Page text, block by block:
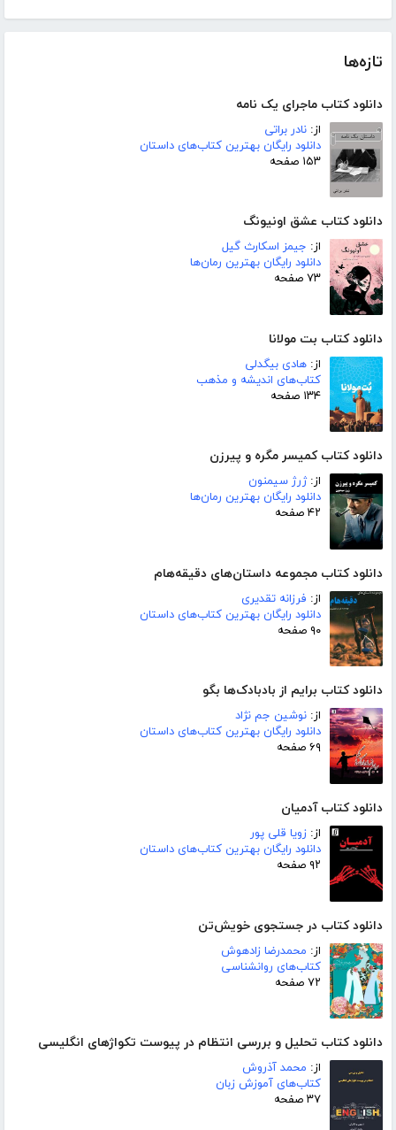
تازه‌ها
دانلود کتاب ماجرای یک نامه
از: نادر براتی
دانلود رایگان بهترین کتاب‌های داستان
۱۵۳ صفحه
دانلود کتاب عشق اونیونگ
از: جیمز اسکارث گیل
دانلود رایگان بهترین رمان‌ها
۷۳ صفحه
دانلود کتاب بت مولانا
از: هادی بیگدلی
کتاب‌های اندیشه و مذهب
۱۳۴ صفحه
دانلود کتاب کمیسر مگره و پیرزن
از:ژرژ سیمنون
دانلود رایگان بهترین رمان‌ها
۴۲ صفحه
دانلود کتاب مجموعه داستان‌های دقیقه‌هام
از: فرزانه تقدیری
دانلود رایگان بهترین کتاب‌های داستان
۹۰ صفحه
دانلود کتاب برایم از بادبادک‌ها بگو
از: نوشین جم نژاد
دانلود رایگان بهترین کتاب‌های داستان
۶۹ صفحه
دانلود کتاب آدمیان
از: زویا قلی پور
دانلود رایگان بهترین کتاب‌های داستان
۹۲ صفحه
دانلود کتاب در جستجوی خویش‌تن
از: محمدرضا زادهوش
کتاب‌های روانشناسی
۷۲ صفحه
دانلود کتاب تحلیل و بررسی انتظام در پیوست تکواژهای انگلیسی
از: محمد آذروش
کتاب‌های آموزش زبان
۳۷ صفحه